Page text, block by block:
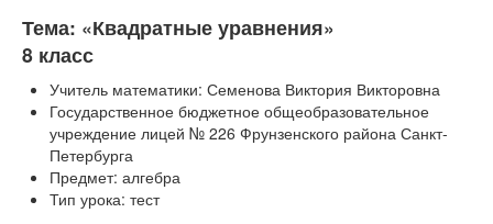
Тема: «Квадратные уравнения»
8 класс
Учитель математики: Семенова Виктория Викторовна
Государственное бюджетное общеобразовательное
учреждение лицей № 226 Фрунзенского района Санкт-
Петербурга
Предмет: алгебра
Тип урока: тест